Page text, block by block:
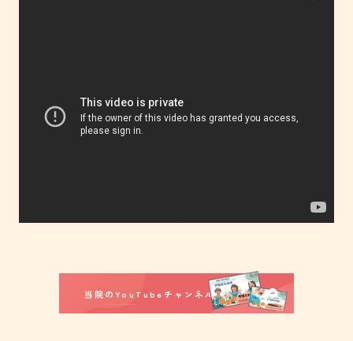
当院のYouTubeチャンネルはこちら！